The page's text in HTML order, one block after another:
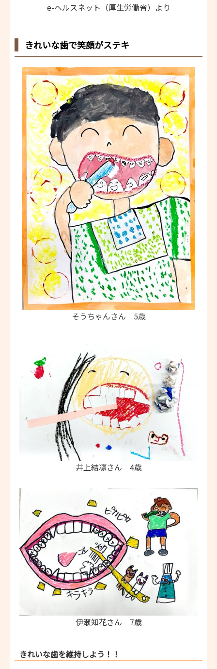
e-ヘルスネット（厚生労働省）より
きれいな歯で笑顔がステキ
そうちゃんさん 5歳
井上結凛さん 4歳
伊瀬知花さん 7歳
きれいな歯を維持しよう！！